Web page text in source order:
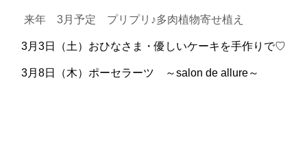
来年 3月予定 プリプリ♪多肉植物寄せ植え
3月3日（土）おひなさま・優しいケーキを手作りで♡
3月8日（木）ポーセラーツ ～salon de allure～